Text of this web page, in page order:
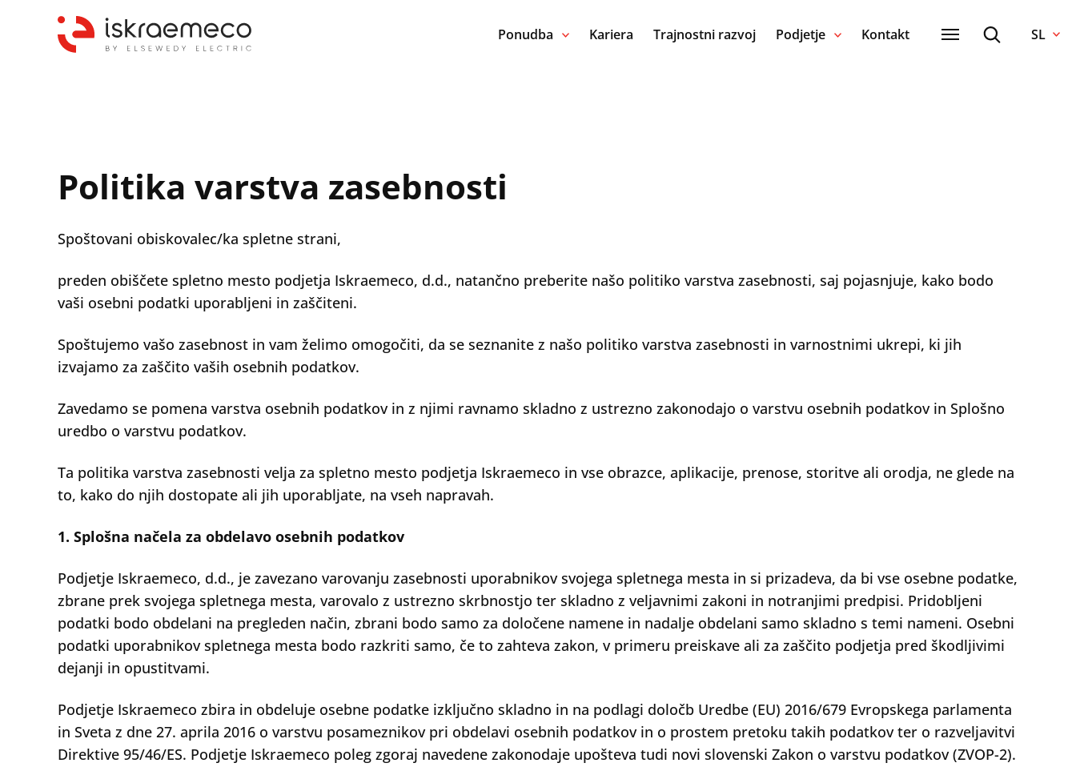
Ponudba Kariera Trajnostni razvoj Podjetje Kontakt SL
Politika varstva zasebnosti
Spoštovani obiskovalec/ka spletne strani,
preden obiščete spletno mesto podjetja Iskraemeco, d.d., natančno preberite našo politiko varstva zasebnosti, saj pojasnjuje, kako bodo
vaši osebni podatki uporabljeni in zaščiteni.
Spoštujemo vašo zasebnost in vam želimo omogočiti, da se seznanite z našo politiko varstva zasebnosti in varnostnimi ukrepi, ki jih
izvajamo za zaščito vaših osebnih podatkov.
Zavedamo se pomena varstva osebnih podatkov in z njimi ravnamo skladno z ustrezno zakonodajo o varstvu osebnih podatkov in Splošno
uredbo o varstvu podatkov.
Ta politika varstva zasebnosti velja za spletno mesto podjetja Iskraemeco in vse obrazce, aplikacije, prenose, storitve ali orodja, ne glede na
to, kako do njih dostopate ali jih uporabljate, na vseh napravah.
1. Splošna načela za obdelavo osebnih podatkov
Podjetje Iskraemeco, d.d., je zavezano varovanju zasebnosti uporabnikov svojega spletnega mesta in si prizadeva, da bi vse osebne podatke,
zbrane prek svojega spletnega mesta, varovalo z ustrezno skrbnostjo ter skladno z veljavnimi zakoni in notranjimi predpisi. Pridobljeni
podatki bodo obdelani na pregleden način, zbrani bodo samo za določene namene in nadalje obdelani samo skladno s temi nameni. Osebni
podatki uporabnikov spletnega mesta bodo razkriti samo, če to zahteva zakon, v primeru preiskave ali za zaščito podjetja pred škodljivimi
dejanji in opustitvami.
Podjetje Iskraemeco zbira in obdeluje osebne podatke izključno skladno in na podlagi določb Uredbe (EU) 2016/679 Evropskega parlamenta
in Sveta z dne 27. aprila 2016 o varstvu posameznikov pri obdelavi osebnih podatkov in o prostem pretoku takih podatkov ter o razveljavitvi
Direktive 95/46/ES. Podjetje Iskraemeco poleg zgoraj navedene zakonodaje upošteva tudi novi slovenski Zakon o varstvu podatkov (ZVOP-2).